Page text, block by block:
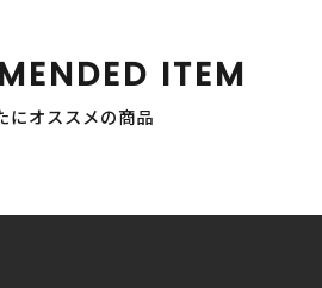
ITEM
にオススメの商品